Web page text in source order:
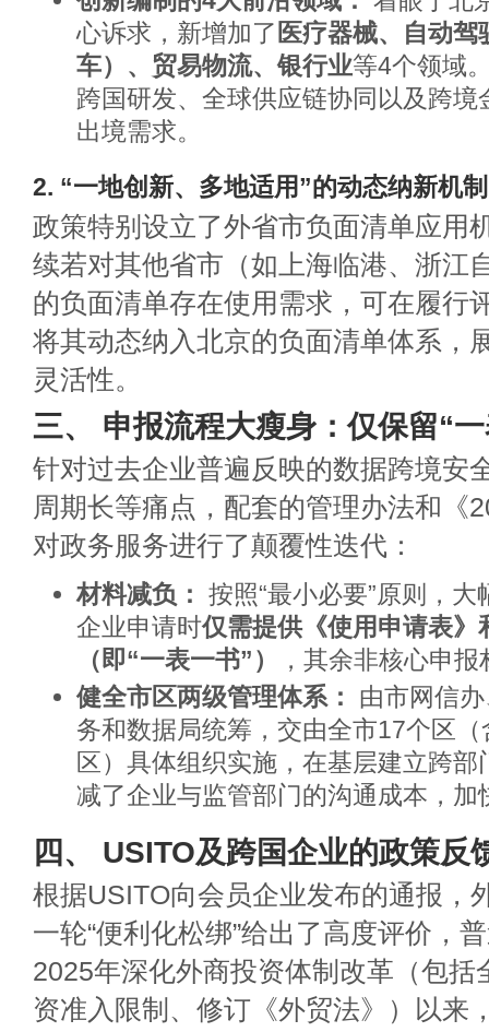
心诉求，新增加了 医疗器械、自动
车）、贸易物流、银行业等4个领域
跨国研发、全球供应链协同以及跨境
出境需求。
2. “一地创新、多地适用”的动态纳新机制
政策特别设立了外省市负面清单应用
续若对其他省市（如上海临港、浙江
的负面清单存在使用需求，可在履行
将其动态纳入北京的负面清单体系，
灵活性。
三、 申报流程大瘦身：仅保留“
针对过去企业普遍反映的数据跨境安
周期长等痛点，配套的管理办法和《
对政务服务进行了颠覆性迭代：
材料减负： 按照“最小必要”原则，
企业申请时仅需提供《使用申请表》
（即“一表一书”）
，其余非核心申
健全市区两级管理体系：
由市网信
务和数据局统筹，交由全市17个区
区）具体组织实施，在基层建立跨
减了企业与监管部门的沟通成本，加
四、 USITO及跨国企业的政策反
根据USITO向会员企业发布的通报，
一轮“便利化松绑”给出了高度评价，
2025年深化外商投资体制改革（包括
资准入限制、修订《外贸法》）以来